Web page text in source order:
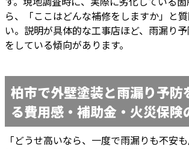
ら、「ここはどんな補修をしますか」と
い。説明が具体的な工事店ほど、雨漏り
をしている傾向があります。
柏市で外壁塗装と雨漏り予防
る費用感・補助金・火災保険
「どうせ高いなら、一度で雨漏りも不安も